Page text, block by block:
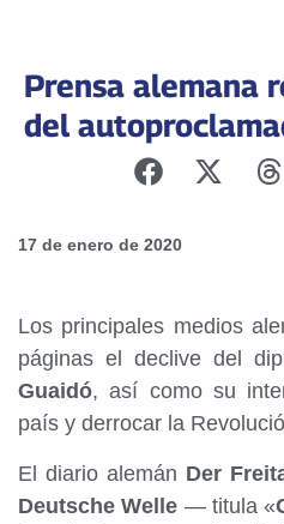
Prensa alemana
del
17 de enero de 2020
Los principales medios
páginas el declive del
Guaidó, así como su
país y derrocar la
El diario alemán Der
Deutsche Welle — titula «